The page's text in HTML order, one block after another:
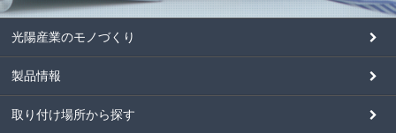
光陽産業のモノづくり
製品情報
取り付け場所から探す